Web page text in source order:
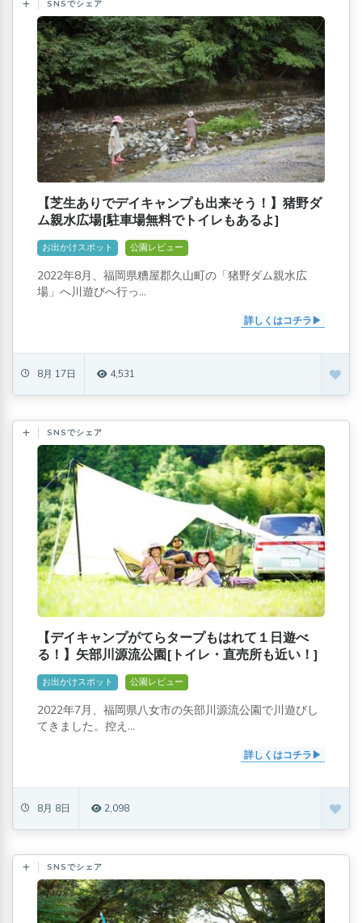
SNSでシェア
【芝生ありでデイキャンプも出来そう！】猪野ダ
ム親水広場[駐車場無料でトイレもあるよ]
お出かけスポット 公園レビュー
2022年8月、福岡県糟屋郡久山町の「猪野ダム親水広
場」へ川遊びへ行っ...
詳しくはコチラ
8月 17日 4,531
SNSでシェア
【デイキャンプがてらタープもはれて１日遊べ
る！】矢部川源流公園[トイレ・直売所も近い！]
お出かけスポット 公園レビュー
2022年7月、福岡県八女市の矢部川源流公園で川遊びし
てきました。控え...
詳しくはコチラ
8月 8日 2,098
SNSでシェア